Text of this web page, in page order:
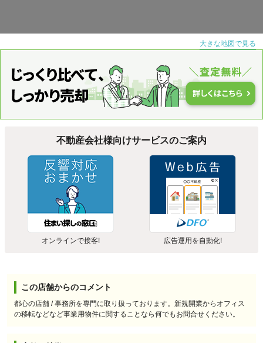
大きな地図で見る
不動産会社様向けサービスのご案内
オンラインで接客! 広告運用を自動化!
この店舗からのコメント
都心の店舗 / 事務所を専門に取り扱っております。新規開業からオフィス
の移転などなど事業用物件に関することなら何でもお問合せください。